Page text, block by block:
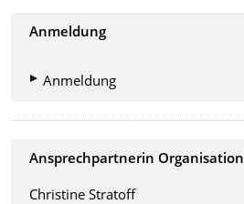
Anmeldung
Anmeldung
Ansprechpartnerin Organisation
Christine Stratoff